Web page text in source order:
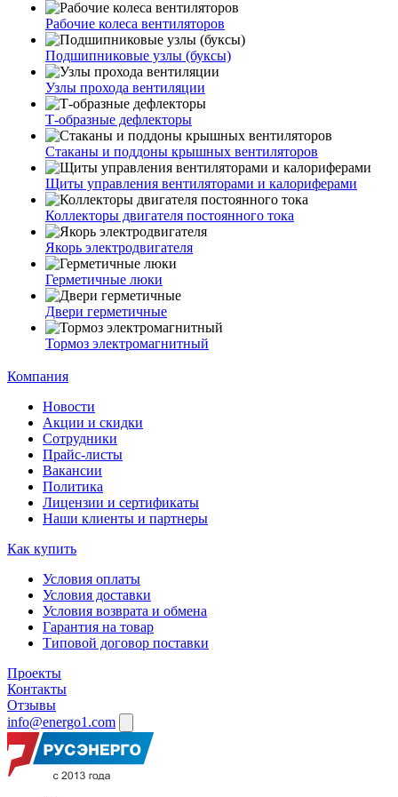
Рабочие колеса вентиляторов
Подшипниковые узлы (буксы)
Узлы прохода вентиляции
Т-образные дефлекторы
Стаканы и поддоны крышных вентиляторов
Щиты управления вентиляторами и калориферами
Коллекторы двигателя постоянного тока
Якорь электродвигателя
Герметичные люки
Двери герметичные
Тормоз электромагнитный
Компания
Новости
Акции и скидки
Сотрудники
Прайс-листы
Вакансии
Политика
Лицензии и сертификаты
Наши клиенты и партнеры
Как купить
Условия оплаты
Условия доставки
Условия возврата и обмена
Гарантия на товар
Типовой договор поставки
Проекты
Контакты
Отзывы
info@energo1.com